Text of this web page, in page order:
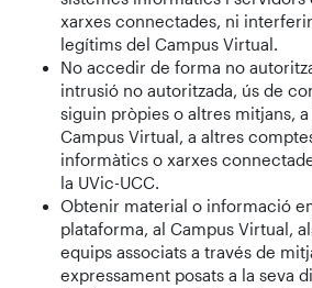
xarxes connectades, ni
legítims del Campus Virtual.
No accedir de forma no
intrusió no autoritzada, ús de
siguin pròpies o altres mitjans, a
Campus Virtual, a altres
informàtics o xarxes
la UVic-UCC.
Obtenir material o informació
plataforma, al Campus Virtual,
equips associats a través de
expressament posats a la seva